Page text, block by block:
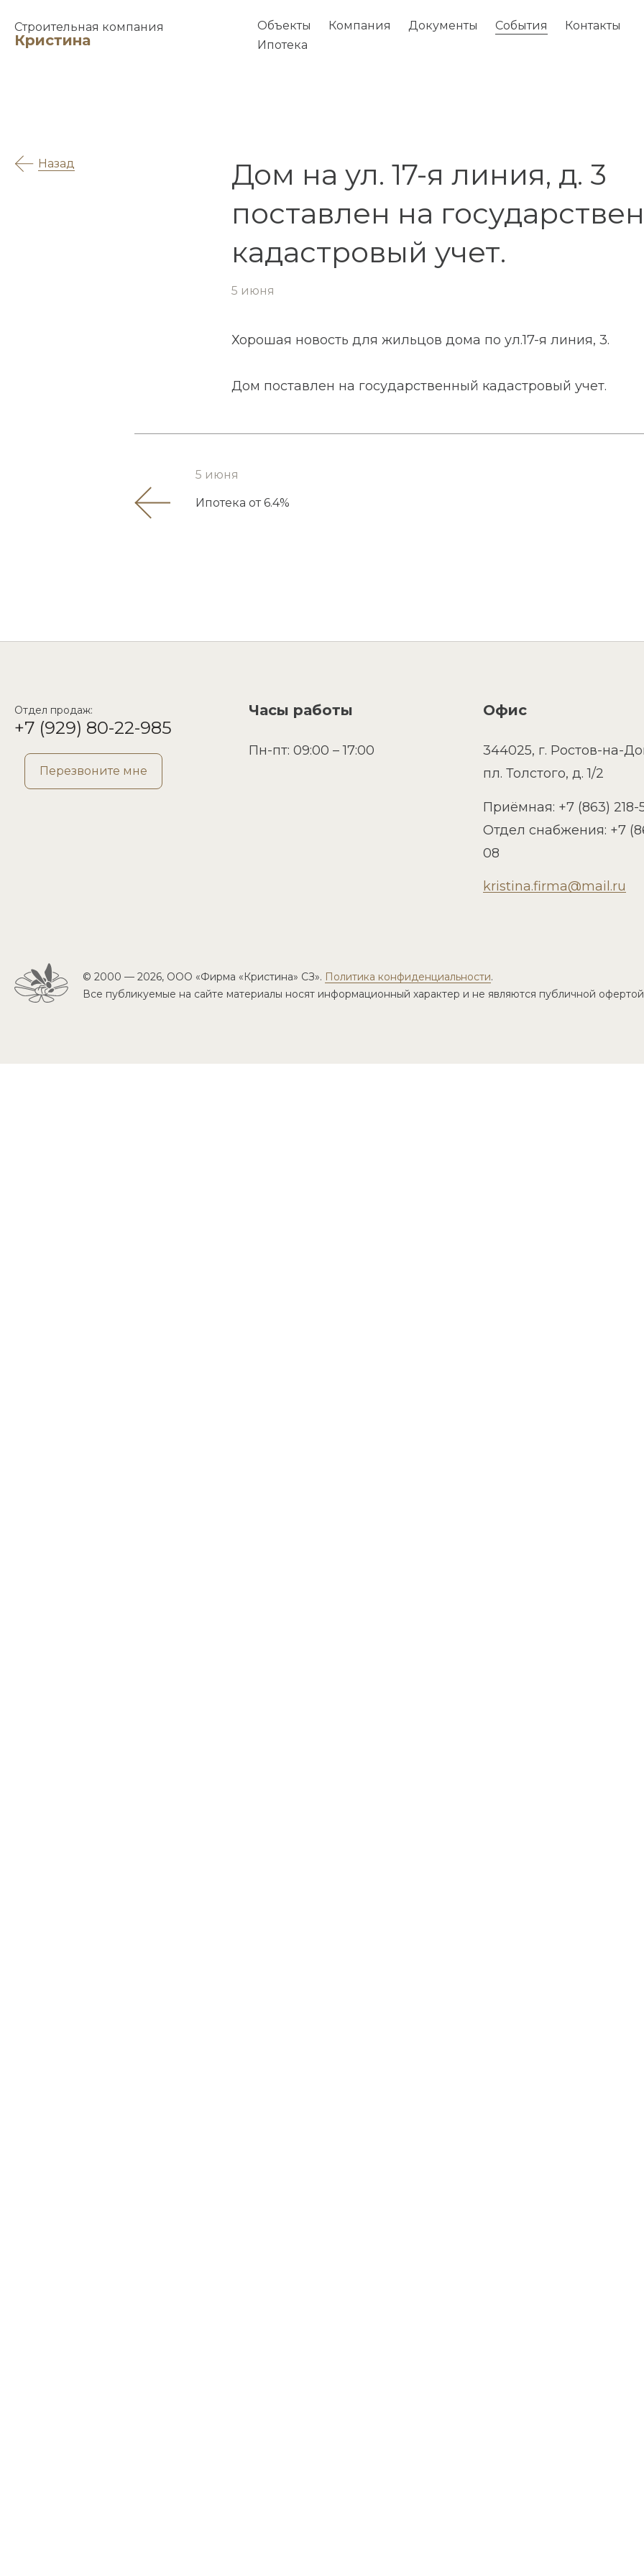
Строительная компания
Кристина
Объекты Компания Документы События
Контакты
Ипотека
Назад
Дом на ул. 17-я линия, д. 3
поставлен на
кадастровый учет.
5 июня
Хорошая новость для жильцов дома по ул.17-я линия, 3.
Дом поставлен на государственный кадастровый учет.
5 июня
Ипотека от 6.4%
Отдел продаж:
+7 (929) 80-22-985
Перезвоните мне
Часы работы
Пн-пт: 09:00 – 17:00
Офис
344025, г. Ростов-на-
пл. Толстого, д. 1/2
Приёмная: +7 (863) 218-
Отдел снабжения: +7
08
kristina.firma@mail.ru
© 2000 — 2026, ООО «Фирма «Кристина» СЗ». Политика конфиденциальности.
Все публикуемые на сайте материалы носят информационный характер и не являются публичной